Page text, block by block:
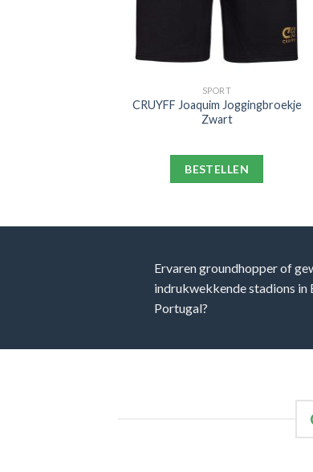
SPORT
CRUYFF Joaquim Joggingbroekje
Zwart
BESTELLEN
Ervaren groundhopper of
indrukwekkende stadions in
Portugal?